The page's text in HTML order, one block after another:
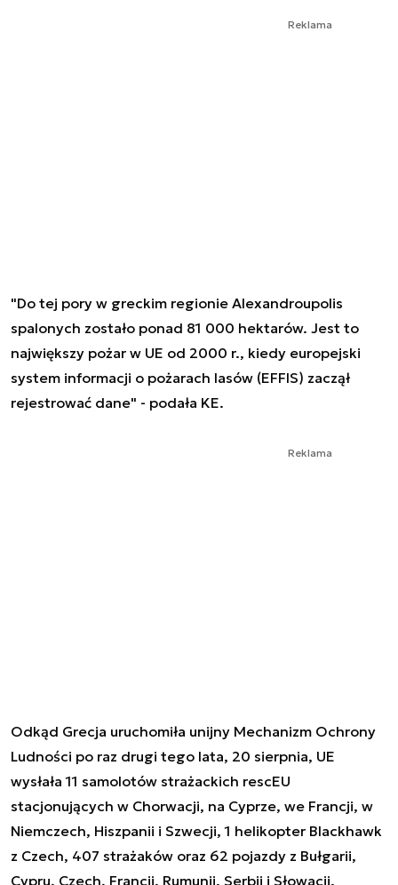
Reklama
"Do tej pory w greckim regionie Alexandroupolis
spalonych zostało ponad 81 000 hektarów. Jest to
największy pożar w UE od 2000 r., kiedy europejski
system informacji o pożarach lasów (EFFIS) zaczął
rejestrować dane" - podała KE.
Reklama
Odkąd Grecja uruchomiła unijny Mechanizm Ochrony
Ludności po raz drugi tego lata, 20 sierpnia, UE
wysłała 11 samolotów strażackich rescEU
stacjonujących w Chorwacji, na Cyprze, we Francji, w
Niemczech, Hiszpanii i Szwecji, 1 helikopter Blackhawk
z Czech, 407 strażaków oraz 62 pojazdy z Bułgarii,
Cypru, Czech, Francji, Rumunii, Serbii i Słowacji.